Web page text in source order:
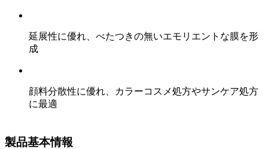
延展性に優れ、べたつきの無いエモリエントな膜を形
成
顔料分散性に優れ、カラーコスメ処方やサンケア処方
に最適
製品基本情報